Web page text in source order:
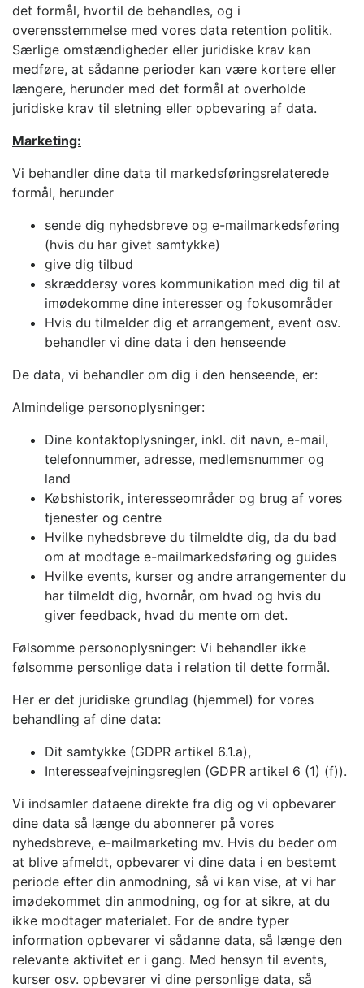
det formål, hvortil de behandles, og i
overensstemmelse med vores data retention politik.
Særlige omstændigheder eller juridiske krav kan
medføre, at sådanne perioder kan være kortere eller
længere, herunder med det formål at overholde
juridiske krav til sletning eller opbevaring af data.
Marketing:
Vi behandler dine data til markedsføringsrelaterede
formål, herunder
sende dig nyhedsbreve og e-mailmarkedsføring
(hvis du har givet samtykke)
give dig tilbud
skræddersy vores kommunikation med dig til at
imødekomme dine interesser og fokusområder
Hvis du tilmelder dig et arrangement, event osv.
behandler vi dine data i den henseende
De data, vi behandler om dig i den henseende, er:
Almindelige personoplysninger:
Dine kontaktoplysninger, inkl. dit navn, e-mail,
telefonnummer, adresse, medlemsnummer og
land
Købshistorik, interesseområder og brug af vores
tjenester og centre
Hvilke nyhedsbreve du tilmeldte dig, da du bad
om at modtage e-mailmarkedsføring og guides
Hvilke events, kurser og andre arrangementer du
har tilmeldt dig, hvornår, om hvad og hvis du
giver feedback, hvad du mente om det.
Følsomme personoplysninger: Vi behandler ikke
følsomme personlige data i relation til dette formål.
Her er det juridiske grundlag (hjemmel) for vores
behandling af dine data:
Dit samtykke (GDPR artikel 6.1.a),
Interesseafvejningsreglen (GDPR artikel 6 (1) (f)).
Vi indsamler dataene direkte fra dig og vi opbevarer
dine data så længe du abonnerer på vores
nyhedsbreve, e-mailmarketing mv. Hvis du beder om
at blive afmeldt, opbevarer vi dine data i en bestemt
periode efter din anmodning, så vi kan vise, at vi har
imødekommet din anmodning, og for at sikre, at du
ikke modtager materialet. For de andre typer
information opbevarer vi sådanne data, så længe den
relevante aktivitet er i gang. Med hensyn til events,
kurser osv. opbevarer vi dine personlige data, så